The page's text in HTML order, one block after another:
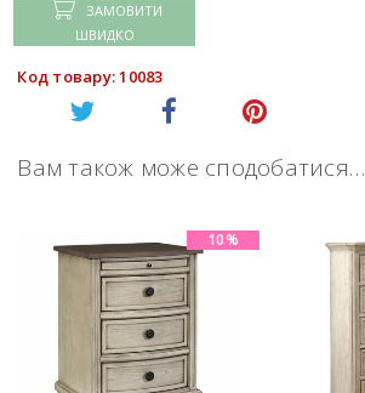
ЗАМОВИТИ
ШВИДКО
Код товару: 10083
Вам також може сподобатися…
10%